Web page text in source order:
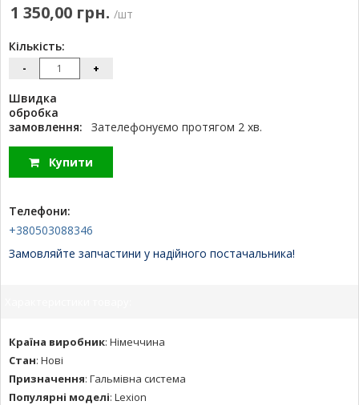
1 350,00 грн. /шт
Кількість:
- +
Швидка
обробка
замовлення:
Зателефонуємо протягом 2 хв.
Купити
Телефони:
+380503088346
Замовляйте запчастини у надійного постачальника!
Країна виробник: Німеччина
Стан: Нові
Призначення: Гальмівна система
Популярні моделі: Lexion